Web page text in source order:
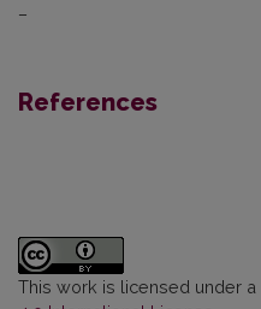
–
References
This work is licensed under a